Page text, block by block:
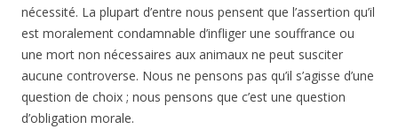
nécessité. La plupart d’entre nous pensent que l’assertion qu’il
est moralement condamnable d’infliger une souffrance ou
une mort non nécessaires aux animaux ne peut susciter
aucune controverse. Nous ne pensons pas qu’il s’agisse d’une
question de choix ; nous pensons que c’est une question
d’obligation morale.